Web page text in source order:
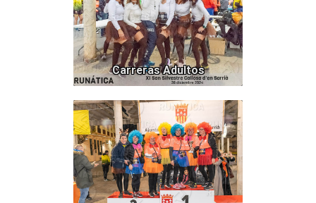
Carreras Adultos
38